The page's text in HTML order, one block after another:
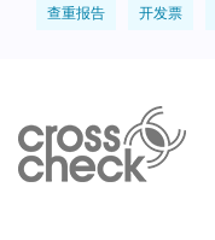
查重报告 开发票